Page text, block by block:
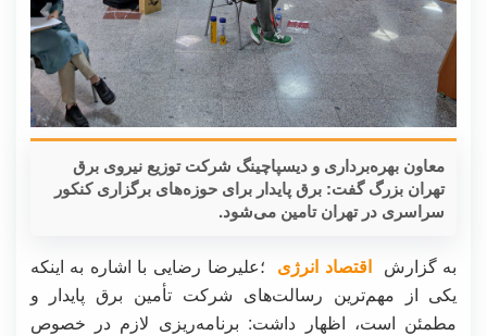
معاون بهره‌برداری و دیسپاچینگ شرکت توزیع نیروی برق
تهران بزرگ گفت: برق پایدار برای حوزه‌های برگزاری کنکور
سراسری در تهران تامین می‌شود.
به گزارشاقتصاد انرژی ؛علیرضا رضایی با اشاره به اینکه
یکی از مهم‌ترین رسالت‌های شرکت تأمین برق پایدار و
مطمئن است، اظهار داشت: برنامه‌ریزی لازم در خصوص